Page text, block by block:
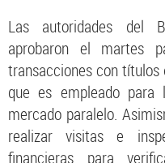
Las autoridades del
aprobaron el martes
transacciones con títulos
que es empleado
mercado paralelo.
realizar visitas e
financieras para